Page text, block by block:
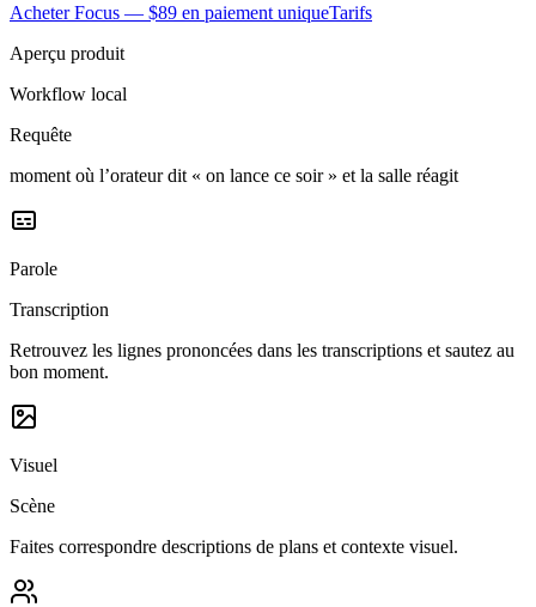
Acheter Focus — $89 en paiement uniqueTarifs
Aperçu produit
Workflow local
Requête
moment où l’orateur dit « on lance ce soir » et la salle réagit
Parole
Transcription
Retrouvez les lignes prononcées dans les transcriptions et sautez au
bon moment.
Visuel
Scène
Faites correspondre descriptions de plans et contexte visuel.